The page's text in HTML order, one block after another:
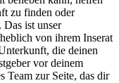
zu finden oder
Das ist unser
von ihrem Inserat
die deinen
vor deinem
Team zur Seite, das dir